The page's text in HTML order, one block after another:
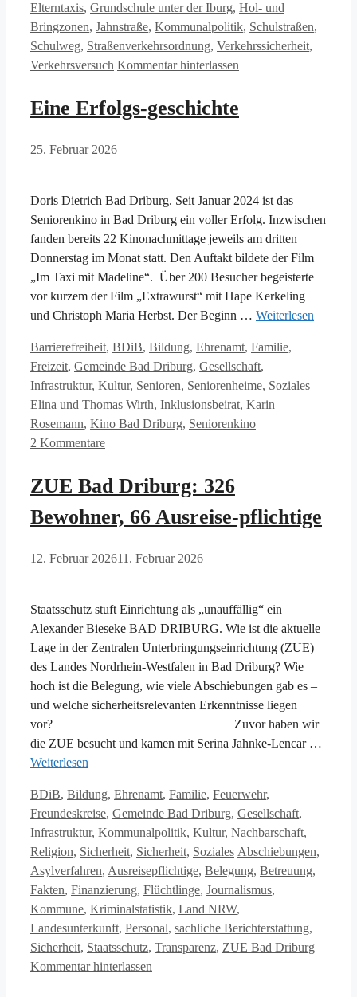
Elterntaxis, Grundschule unter der Iburg, Hol- und
Bringzonen, Jahnstraße, Kommunalpolitik, Schulstraßen,
Schulweg, Straßenverkehrsordnung, Verkehrssicherheit,
Verkehrsversuch Kommentar hinterlassen
Eine Erfolgs-geschichte
25. Februar 2026
Doris Dietrich Bad Driburg. Seit Januar 2024 ist das
Seniorenkino in Bad Driburg ein voller Erfolg. Inzwischen
fanden bereits 22 Kinonachmittage jeweils am dritten
Donnerstag im Monat statt. Den Auftakt bildete der Film
„Im Taxi mit Madeline“. Über 200 Besucher begeisterte
vor kurzem der Film „Extrawurst“ mit Hape Kerkeling
und Christoph Maria Herbst. Der Beginn … Weiterlesen
Kategorien
Barrierefreiheit, BDiB, Bildung, Ehrenamt, Familie,
Freizeit, Gemeinde Bad Driburg, Gesellschaft,
Infrastruktur, Kultur, Senioren, Seniorenheime, Soziales
Elina und Thomas Wirth, Inklusionsbeirat, Karin
Rosemann, Kino Bad Driburg, Seniorenkino
2 Kommentare
ZUE Bad Driburg: 326
Bewohner, 66 Ausreise-pflichtige
12. Februar 202611. Februar 2026
Staatsschutz stuft Einrichtung als „unauffällig“ ein
Alexander Bieseke BAD DRIBURG. Wie ist die aktuelle
Lage in der Zentralen Unterbringungseinrichtung (ZUE)
des Landes Nordrhein-Westfalen in Bad Driburg? Wie
hoch ist die Belegung, wie viele Abschiebungen gab es –
und welche sicherheitsrelevanten Erkenntnisse liegen
vor? Zuvor haben wir
die ZUE besucht und kamen mit Serina Jahnke-Lencar …
Weiterlesen
Kategorien
BDiB, Bildung, Ehrenamt, Familie, Feuerwehr,
Freundeskreise, Gemeinde Bad Driburg, Gesellschaft,
Infrastruktur, Kommunalpolitik, Kultur, Nachbarschaft,
Religion, Sicherheit, Sicherheit, Soziales Schlagwörter
Abschiebungen,
Asylverfahren, Ausreisepflichtige, Belegung, Betreuung,
Fakten, Finanzierung, Flüchtlinge, Journalismus,
Kommune, Kriminalstatistik, Land NRW,
Landesunterkunft, Personal, sachliche Berichterstattung,
Sicherheit, Staatsschutz, Transparenz, ZUE Bad Driburg
Kommentar hinterlassen